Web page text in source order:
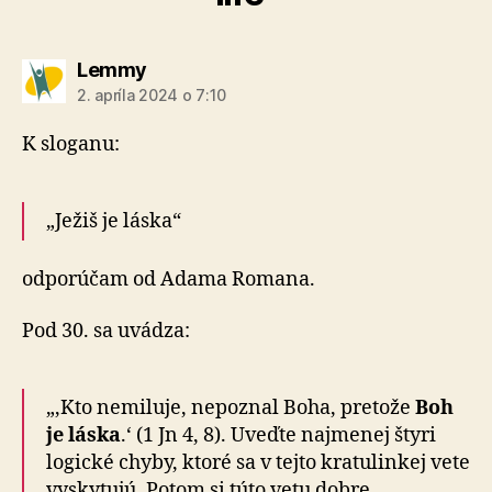
Lemmyhovorí:
2. apríla 2024 o 7:10
K sloganu:
„Ježiš je láska“
odporúčam od Adama Romana.
Pod 30. sa uvádza:
„‚Kto nemiluje, nepoznal Boha, pretože Boh
je láska.‘ (1 Jn 4, 8). Uveďte najmenej štyri
logické chyby, ktoré sa v tejto kratulinkej vete